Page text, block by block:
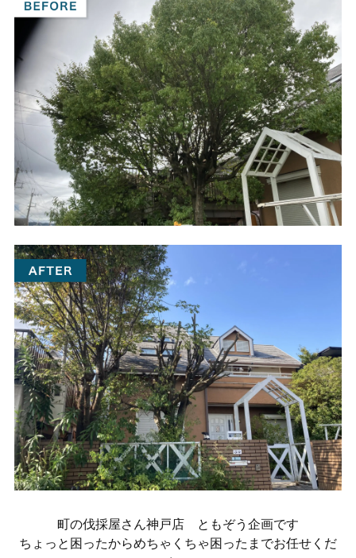
町の伐採屋さん神戸店 ともぞう企画です
ちょっと困ったからめちゃくちゃ困ったまでお任せくだ